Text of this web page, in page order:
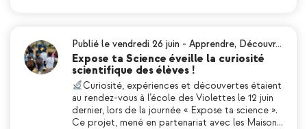
Publié le vendredi 26 juin - Apprendre, Découvr…
Expose ta Science éveille la curiosité
scientifique des élèves !
Curiosité, expériences et découvertes étaient
au rendez-vous à l’école des Violettes le 12 juin
dernier, lors de la journée « Expose ta science ».
Ce projet, mené en partenariat avec les Maison…